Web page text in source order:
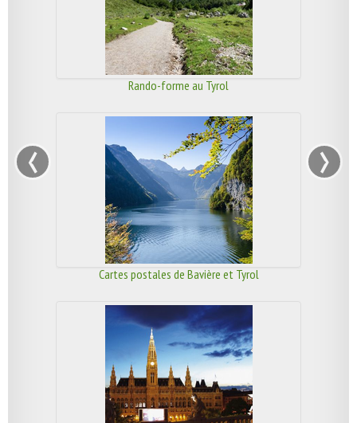
Rando-forme au Tyrol
Cartes postales de Bavière et Tyrol
‹ ›